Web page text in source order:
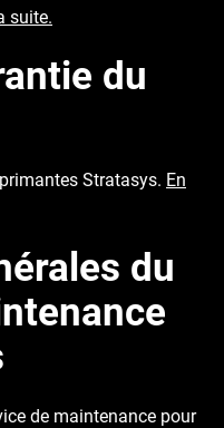
suite.
du
Stratasys. En
du
de maintenance pour